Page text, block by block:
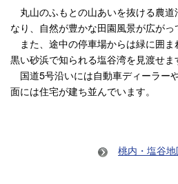
丸山のふもとの山あいを抜ける農
なり、自然が豊かな田園風景が広がっ
また、途中の停車場からは緑に囲
黒い砂浜で知られる塩谷湾を見渡せま
国道5号沿いには自動車ディーラー
面には住宅が建ち並んでいます。
桃内・塩谷